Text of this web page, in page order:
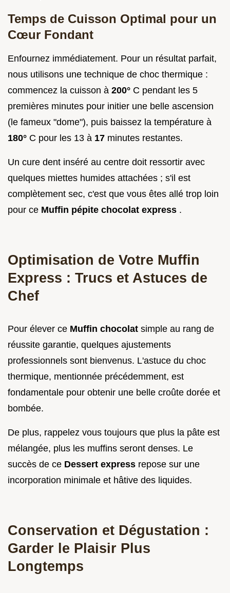
Temps de Cuisson Optimal pour un
Cœur Fondant
Enfournez immédiatement. Pour un résultat parfait,
nous utilisons une technique de choc thermique :
commencez la cuisson à 200° C pendant les 5
premières minutes pour initier une belle ascension
(le fameux "dome"), puis baissez la température à
180° C pour les 13 à 17 minutes restantes.
Un cure dent inséré au centre doit ressortir avec
quelques miettes humides attachées ; s'il est
complètement sec, c'est que vous êtes allé trop loin
pour ce Muffin pépite chocolat express .
Optimisation de Votre Muffin
Express : Trucs et Astuces de
Chef
Pour élever ce Muffin chocolat simple au rang de
réussite garantie, quelques ajustements
professionnels sont bienvenus. L'astuce du choc
thermique, mentionnée précédemment, est
fondamentale pour obtenir une belle croûte dorée et
bombée.
De plus, rappelez vous toujours que plus la pâte est
mélangée, plus les muffins seront denses. Le
succès de ce Dessert express repose sur une
incorporation minimale et hâtive des liquides.
Conservation et Dégustation :
Garder le Plaisir Plus
Longtemps